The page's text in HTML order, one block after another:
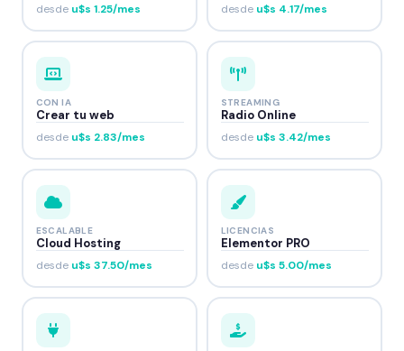
desde u$s 1.25/mes desde u$s 4.17/mes
CON IA
Crear tu web
desde u$s 2.83/mes
STREAMING
Radio Online
desde u$s 3.42/mes
ESCALABLE
Cloud Hosting
desde u$s 37.50/mes
LICENCIAS
Elementor PRO
desde u$s 5.00/mes